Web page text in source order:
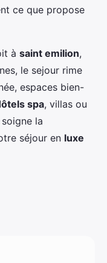
ce que propose
à saint emilion,
le sejour rime
espaces bien-
spa, villas ou
la
séjour en luxe